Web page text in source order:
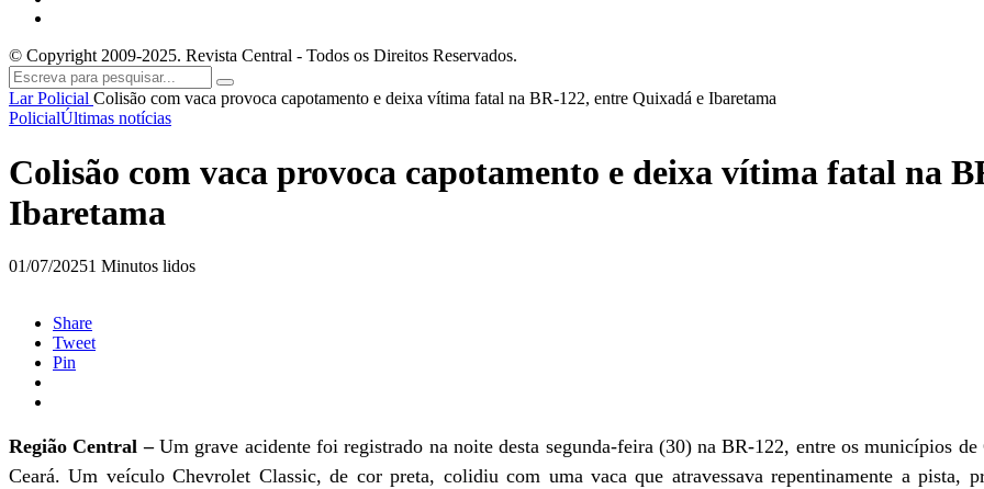
© Copyright 2009-2025. Revista Central - Todos os Direitos Reservados.
LarPolicial Colisão com vaca provoca capotamento e deixa vítima fatal na BR-122, entre Quixadá e Ibaretama
PolicialÚltimas notícias
Colisão com vaca provoca capotamento e deixa vítima fatal na
Ibaretama
01/07/20251 Minutos lidos
Share
Tweet
Pin
Região Central –Um grave acidente foi registrado na noite desta segunda-feira (30) na BR-122, entre os municípios
Ceará. Um veículo Chevrolet Classic, de cor preta, colidiu com uma vaca que atravessava repentinamente a pista,